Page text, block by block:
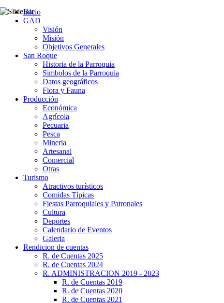
Inicio
GAD
Visión
Misión
Objetivos Generales
San Roque
Historia de la Parroquia
Simbolos de la Parroquia
Datos geográficos
Flora y Fauna
Producción
Económica
Agrícola
Pecuaria
Pesca
Mineria
Artesanal
Comercial
Otras
Turismo
Atractivos turísticos
Comidas Típicas
Fiestas Parroquiales y Patronales
Cultura
Deportes
Calendario de Eventos
Galeria
Rendicion de cuentas
R. de Cuentas 2025
R. de Cuentas 2024
R. ADMINISTRACION 2019 - 2023
R. de Cuentas 2019
R. de Cuentas 2020
R. de Cuentas 2021